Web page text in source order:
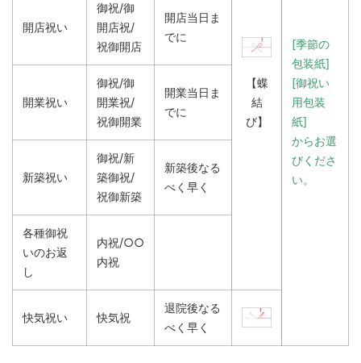
【蝶
結
び】
[季節の
包装紙]
[御祝い
用包装
紙]
からお選
びくださ
い。
開店祝い
御祝/御
開店祝/
祝御開店
開店当日ま
でに
開業祝い
御祝/御
開業祝/
祝御開業
開業当日ま
でに
新築祝い
御祝/新
築御祝/
祝御新築
新築後なる
べく早く
各種御祝
いのお返
し
内祝/○○
内祝
快気祝い 快気祝
退院後なる
べく早く